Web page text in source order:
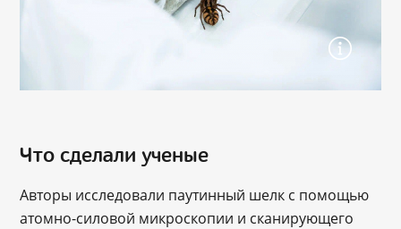
Что сделали ученые
Авторы исследовали паутинный шелк с помощью
атомно-силовой микроскопии и сканирующего